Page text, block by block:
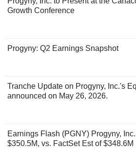
Growth Conference
Progyny: Q2 Earnings Snapshot
Tranche Update on Progyny, Inc.'s
announced on May 26, 2026.
Earnings Flash (PGNY) Progyny,
$350.5M, vs. FactSet Est of $348.6M